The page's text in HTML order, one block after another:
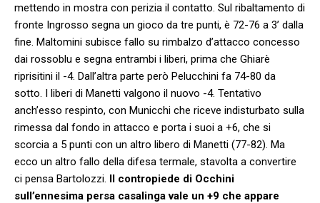
mettendo in mostra con perizia il contatto. Sul ribaltamento di
fronte Ingrosso segna un gioco da tre punti, è 72-76 a 3’ dalla
fine. Maltomini subisce fallo su rimbalzo d’attacco concesso
dai rossoblu e segna entrambi i liberi, prima che Ghiarè
riprisitini il -4. Dall’altra parte però Pelucchini fa 74-80 da
sotto. I liberi di Manetti valgono il nuovo -4. Tentativo
anch’esso respinto, con Municchi che riceve indisturbato sulla
rimessa dal fondo in attacco e porta i suoi a +6, che si
scorcia a 5 punti con un altro libero di Manetti (77-82). Ma
ecco un altro fallo della difesa termale, stavolta a convertire
ci pensa Bartolozzi. Il contropiede di Occhini
sull’ennesima persa casalinga vale un +9 che appare